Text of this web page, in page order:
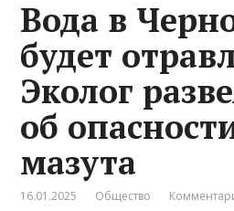
Вода в
будет
Эколог
об
мазута
16.01.2025 Общество